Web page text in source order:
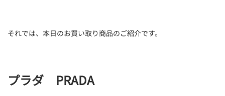
それでは、本日のお買い取り商品のご紹介です。
プラダ PRADA